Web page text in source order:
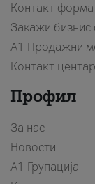
Контакт форма
Закажи бизнис
A1 Продажни
Контакт центар
Профил
За нас
Новости
А1 Групација